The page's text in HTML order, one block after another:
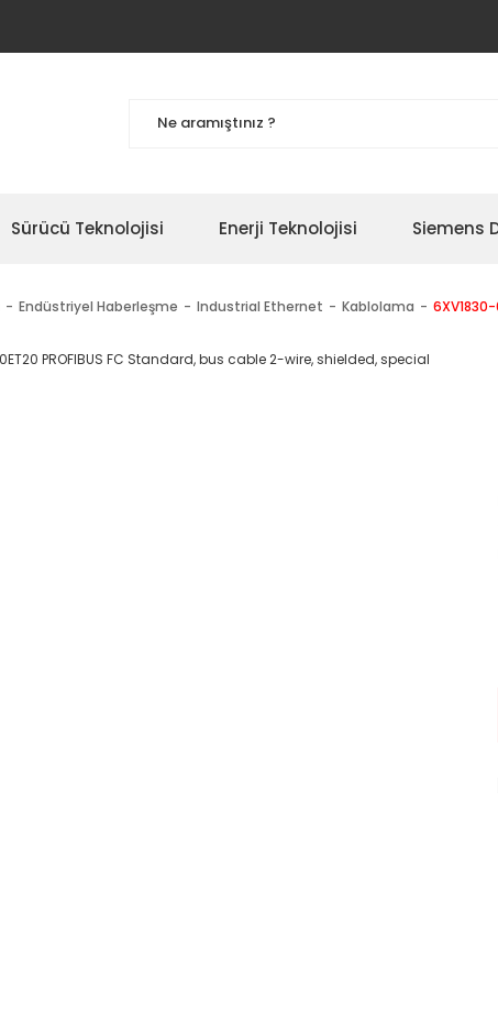
Sürücü Teknolojisi Enerji Teknolojisi Siemens
Endüstriyel Haberleşme Industrial Ethernet Kablolama